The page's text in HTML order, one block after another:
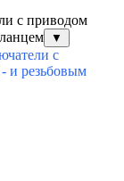
с приводом
▼
с
и резьбовым